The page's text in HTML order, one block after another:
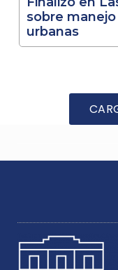
sobre
urbanas